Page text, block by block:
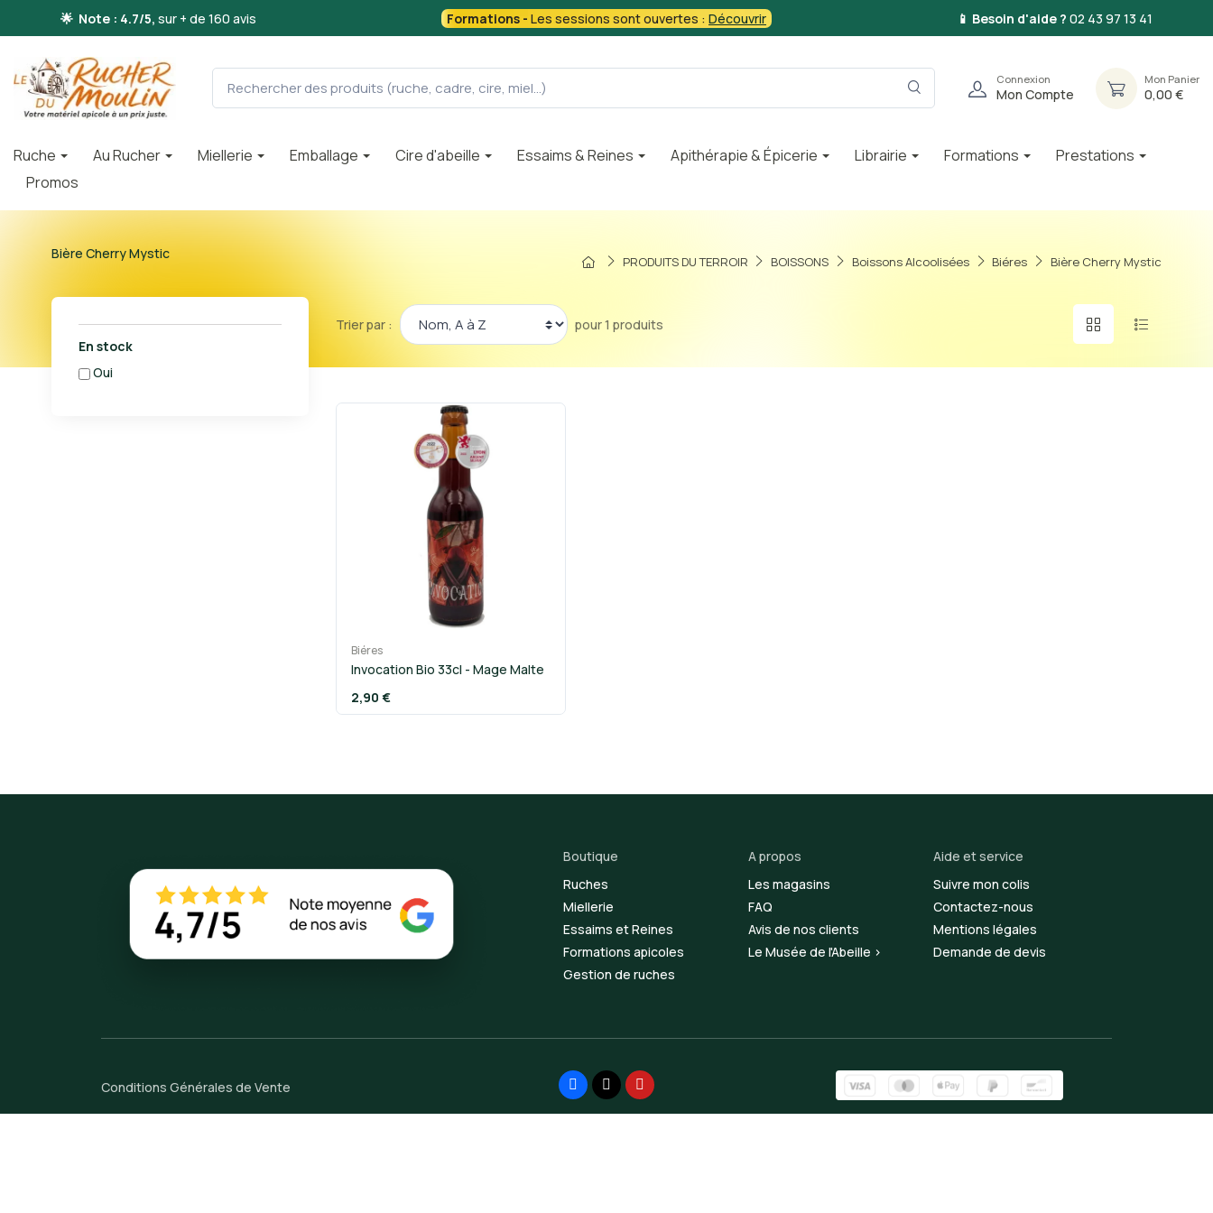
🌟 Note : 4.7/5, sur + de 160 avis Formations - Les sessions sont ouvertes : Découvrir 📱 Besoin d'aide ? 02 43 97 13 41
Connexion
Mon Compte
Mon Panier
0,00 €
Ruche Au Rucher Miellerie Emballage Cire d'abeille Essaims & Reines Apithérapie & Épicerie Librairie Formations
Prestations
Promos
PRODUITS DU TERROIR BOISSONS Boissons Alcoolisées Biéres Bière Cherry Mystic
Bière Cherry Mystic
En stock
oui
Trier par : pour 1 produits
Biéres
Invocation Bio 33cl - Mage Malte
2,90 €
Boutique
Ruches
Miellerie
Essaims et Reines
Formations apicoles
Gestion de ruches
A propos
Les magasins
FAQ
Avis de nos clients
Le Musée de l'Abeille >
Aide et service
Suivre mon colis
Contactez-nous
Mentions légales
Demande de devis
Conditions Générales de Vente